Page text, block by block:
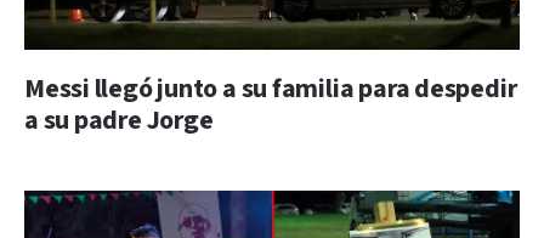
Messi llegó junto a su familia para despedir
a su padre Jorge